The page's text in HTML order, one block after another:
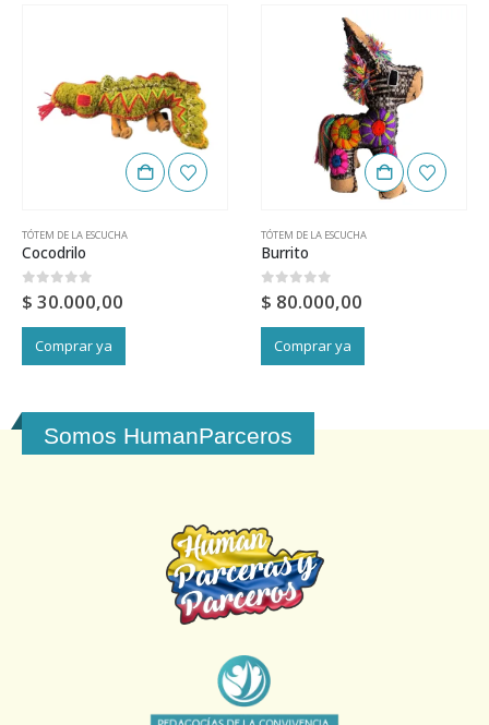
TÓTEM DE LA ESCUCHA
Cocodrilo
0 out of 5
$ 30.000,00
Comprar ya
TÓTEM DE LA ESCUCHA
Burrito
0 out of 5
$ 80.000,00
Comprar ya
Somos HumanParceros